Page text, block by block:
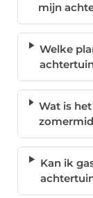
mijn
Welke
Wat is
Kan ik